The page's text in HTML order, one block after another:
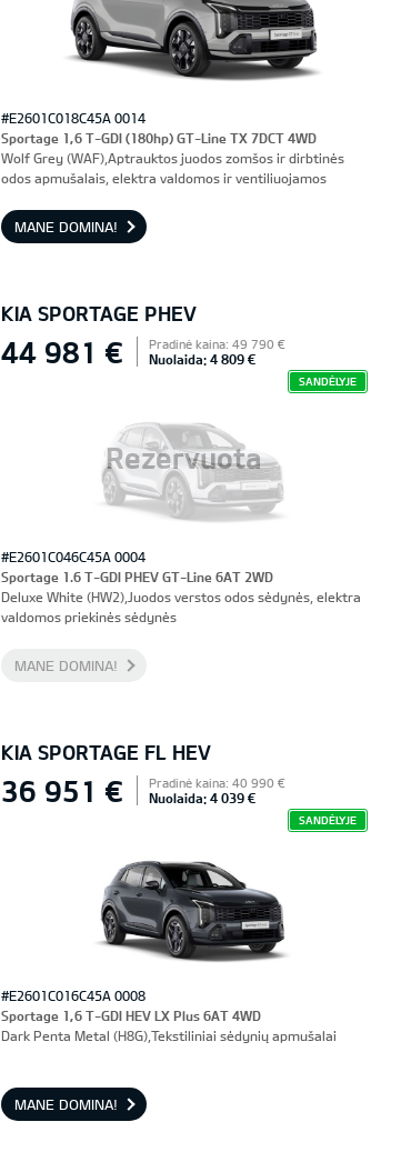
#E2601C018C45A 0014
Sportage 1,6 T-GDI (180hp) GT-Line TX 7DCT 4WD
Wolf Grey (WAF),Aptrauktos juodos zomšos ir dirbtinės
odos apmušalais, elektra valdomos ir ventiliuojamos
MANE DOMINA!
KIA SPORTAGE PHEV
Rezervuota
44 981 € Pradinė kaina: 49 790 €
Nuolaida: 4 809 €
SANDĖLYJE
#E2601C046C45A 0004
Sportage 1.6 T-GDI PHEV GT-Line 6AT 2WD
Deluxe White (HW2),Juodos verstos odos sėdynės, elektra
valdomos priekinės sėdynės
MANE DOMINA!
KIA SPORTAGE FL HEV
36 951 € Pradinė kaina: 40 990 €
Nuolaida: 4 039 €
SANDĖLYJE
#E2601C016C45A 0008
Sportage 1,6 T-GDI HEV LX Plus 6AT 4WD
Dark Penta Metal (H8G),Tekstiliniai sėdynių apmušalai
MANE DOMINA!